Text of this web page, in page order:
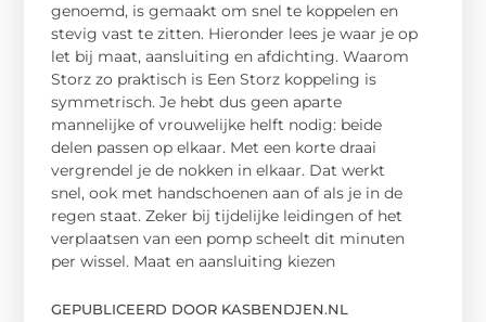
genoemd, is gemaakt om snel te koppelen en
stevig vast te zitten. Hieronder lees je waar je op
let bij maat, aansluiting en afdichting. Waarom
Storz zo praktisch is Een Storz koppeling is
symmetrisch. Je hebt dus geen aparte
mannelijke of vrouwelijke helft nodig: beide
delen passen op elkaar. Met een korte draai
vergrendel je de nokken in elkaar. Dat werkt
snel, ook met handschoenen aan of als je in de
regen staat. Zeker bij tijdelijke leidingen of het
verplaatsen van een pomp scheelt dit minuten
per wissel. Maat en aansluiting kiezen
GEPUBLICEERD DOOR KASBENDJEN.NL